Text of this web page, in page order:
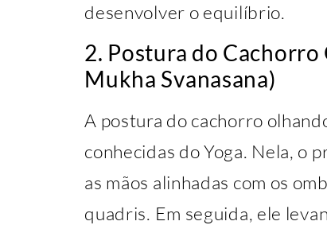
desenvolver o equilíbrio.
2. Postura do
Mukha Svanasana)
A postura do cachorro
conhecidas do Yoga. Nela, o
as mãos alinhadas com os
quadris. Em seguida, ele